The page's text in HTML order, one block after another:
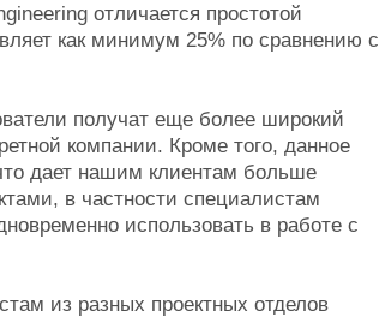
отличается простотой
как минимум 25% по сравнению с
получат еще более широкий
компании. Кроме того, данное
дает нашим клиентам больше
в частности специалистам
использовать в работе с
из разных проектных отделов